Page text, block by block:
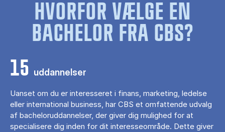
HVORFOR VÆLGE EN
BACHELOR FRA CBS?
15 uddannelser
Uanset om du er interesseret i finans, marketing, ledelse
eller international business, har CBS et omfattende udvalg
af bacheloruddannelser, der giver dig mulighed for at
specialisere dig inden for dit interesseområde. Dette giver